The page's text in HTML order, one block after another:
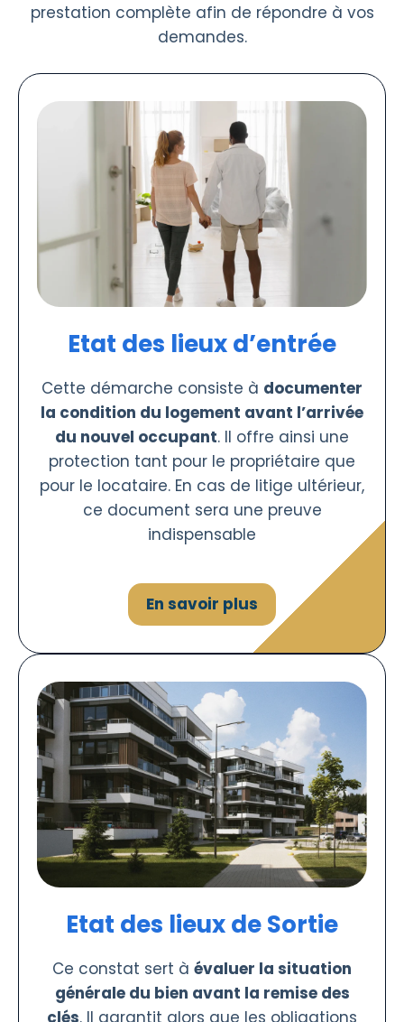
prestation complète afin de répondre à vos
demandes.
Etat des lieux d’entrée
Cette démarche consiste à documenter
la condition du logement avant l’arrivée
du nouvel occupant. Il offre ainsi une
protection tant pour le propriétaire que
pour le locataire. En cas de litige ultérieur,
ce document sera une preuve
indispensable
En savoir plus
Etat des lieux de Sortie
Ce constat sert à évaluer la situation
générale du bien avant la remise des
clés. Il garantit alors que les obligations